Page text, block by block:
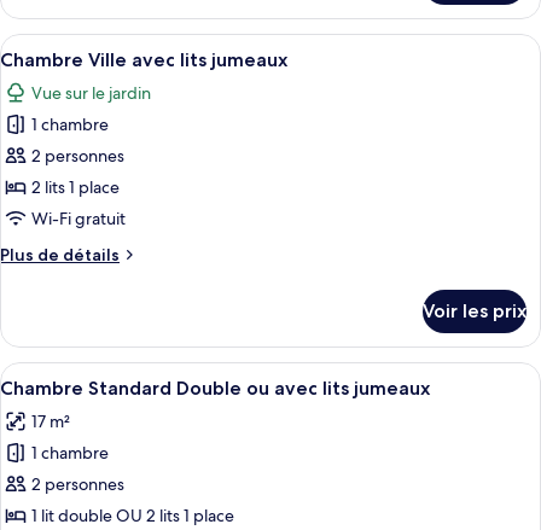
lits
jumeaux
le
type
de
chambre
Chambre
avec
lits
jumeaux
Afficher
toutes
les
photos
pour
ce
type
chambre :
avec
lits
jumeaux
Une chambre d’hôtel avec un lit, un
3
Chambre Ville avec lits jumeaux
Vue sur le jardin
1 chambre
2 personnes
2 lits 1 place
Wi-Fi gratuit
Plus de détails
Plus
le
type
de
Chambre
Ville
avec
lits
jumeaux
Voir les prix
Afficher
toutes
les
photos
pour
ce
Une chambre d’hôtel avec un lit,
3
Chambre Standard Double ou avec lits jumeaux
17 m²
1 chambre
2 personnes
1 lit double OU 2 lits 1 place